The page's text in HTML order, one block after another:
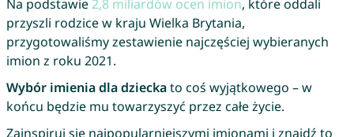
Na podstawie2,8 miliardów ocen imion, które oddali
przyszli rodzice w kraju Wielka Brytania,
przygotowaliśmy zestawienie najczęściej wybieranych
imion z roku 2021.
Wybór imienia dla dzieckato coś wyjątkowego – w
końcu będzie mu towarzyszyć przez całe życie.
Zainspiruj się najpopularniejszymi imionami i znajdź to